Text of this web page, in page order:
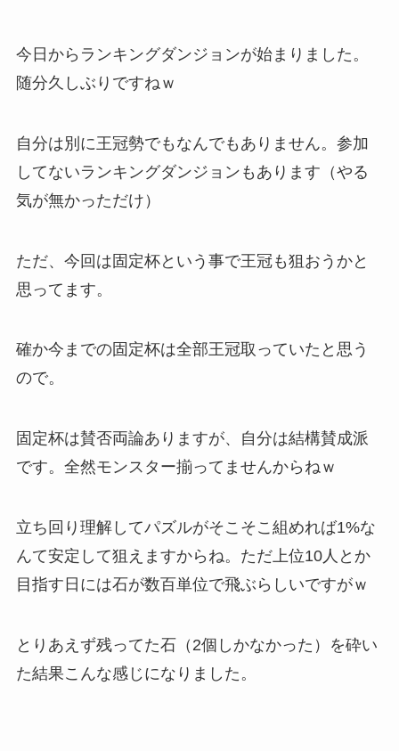
今日からランキングダンジョンが始まりました。
随分久しぶりですねｗ
自分は別に王冠勢でもなんでもありません。参加
してないランキングダンジョンもあります（やる
気が無かっただけ）
ただ、今回は固定杯という事で王冠も狙おうかと
思ってます。
確か今までの固定杯は全部王冠取っていたと思う
ので。
固定杯は賛否両論ありますが、自分は結構賛成派
です。全然モンスター揃ってませんからねｗ
立ち回り理解してパズルがそこそこ組めれば1%な
んて安定して狙えますからね。ただ上位10人とか
目指す日には石が数百単位で飛ぶらしいですがｗ
とりあえず残ってた石（2個しかなかった）を砕い
た結果こんな感じになりました。